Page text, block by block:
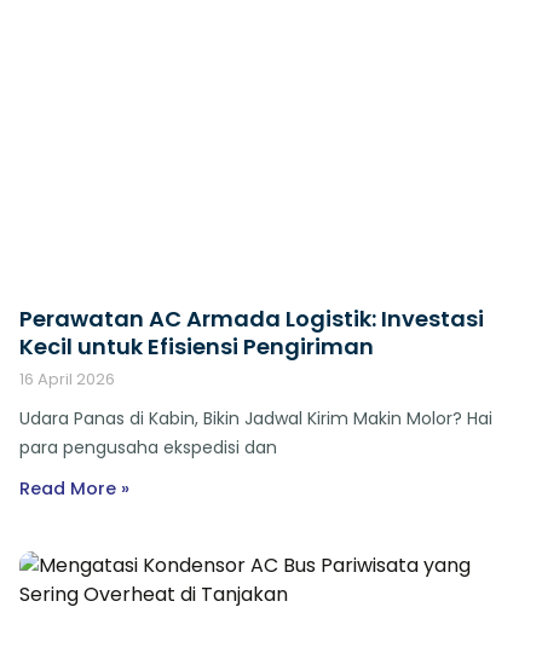
Perawatan AC Armada Logistik: Investasi
Kecil untuk Efisiensi Pengiriman
16 April 2026
Udara Panas di Kabin, Bikin Jadwal Kirim Makin Molor? Hai
para pengusaha ekspedisi dan
Read More »